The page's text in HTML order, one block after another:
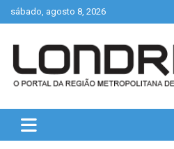
Skip
to
sábado, agosto 8, 2026
Londrix